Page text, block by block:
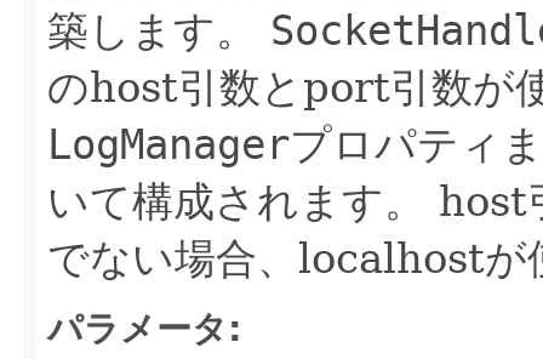
築します。
のhost引数とport引数が
LogManagerプロパティ
いて構成されます。
host
でない場合、localhostが
パラメータ: